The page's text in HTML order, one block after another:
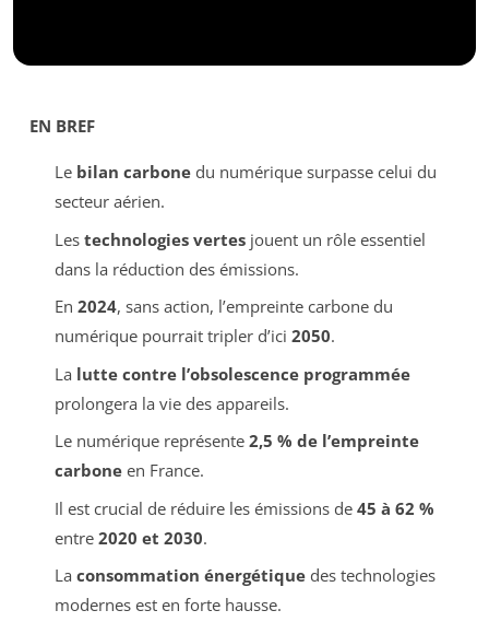
EN BREF
Le bilan carbonedu numérique surpasse celui du
secteur aérien.
Les technologies vertesjouent un rôle essentiel
dans la réduction des émissions.
En 2024, sans action, l’empreinte carbone du
numérique pourrait tripler d’ici 2050.
La lutte contre l’obsolescence programmée
prolongera la vie des appareils.
Le numérique représente 2,5 % de l’empreinte
carboneen France.
Il est crucial de réduire les émissions de 45 à 62 %
entre 2020 et 2030.
La consommation énergétiquedes technologies
modernes est en forte hausse.